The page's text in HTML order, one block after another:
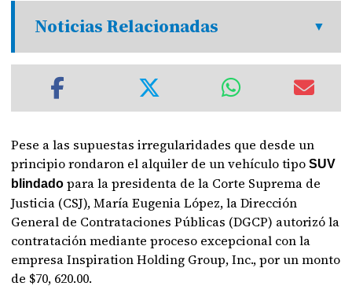
Noticias Relacionadas
Pese a las supuestas irregularidades que desde un
principio rondaron el alquiler de un vehículo tipo SUV
blindadopara la presidenta de la Corte Suprema de
Justicia (CSJ), María Eugenia López, la Dirección
General de Contrataciones Públicas (DGCP) autorizó la
contratación mediante proceso excepcional con la
empresa Inspiration Holding Group, Inc., por un monto
de $70, 620.00.